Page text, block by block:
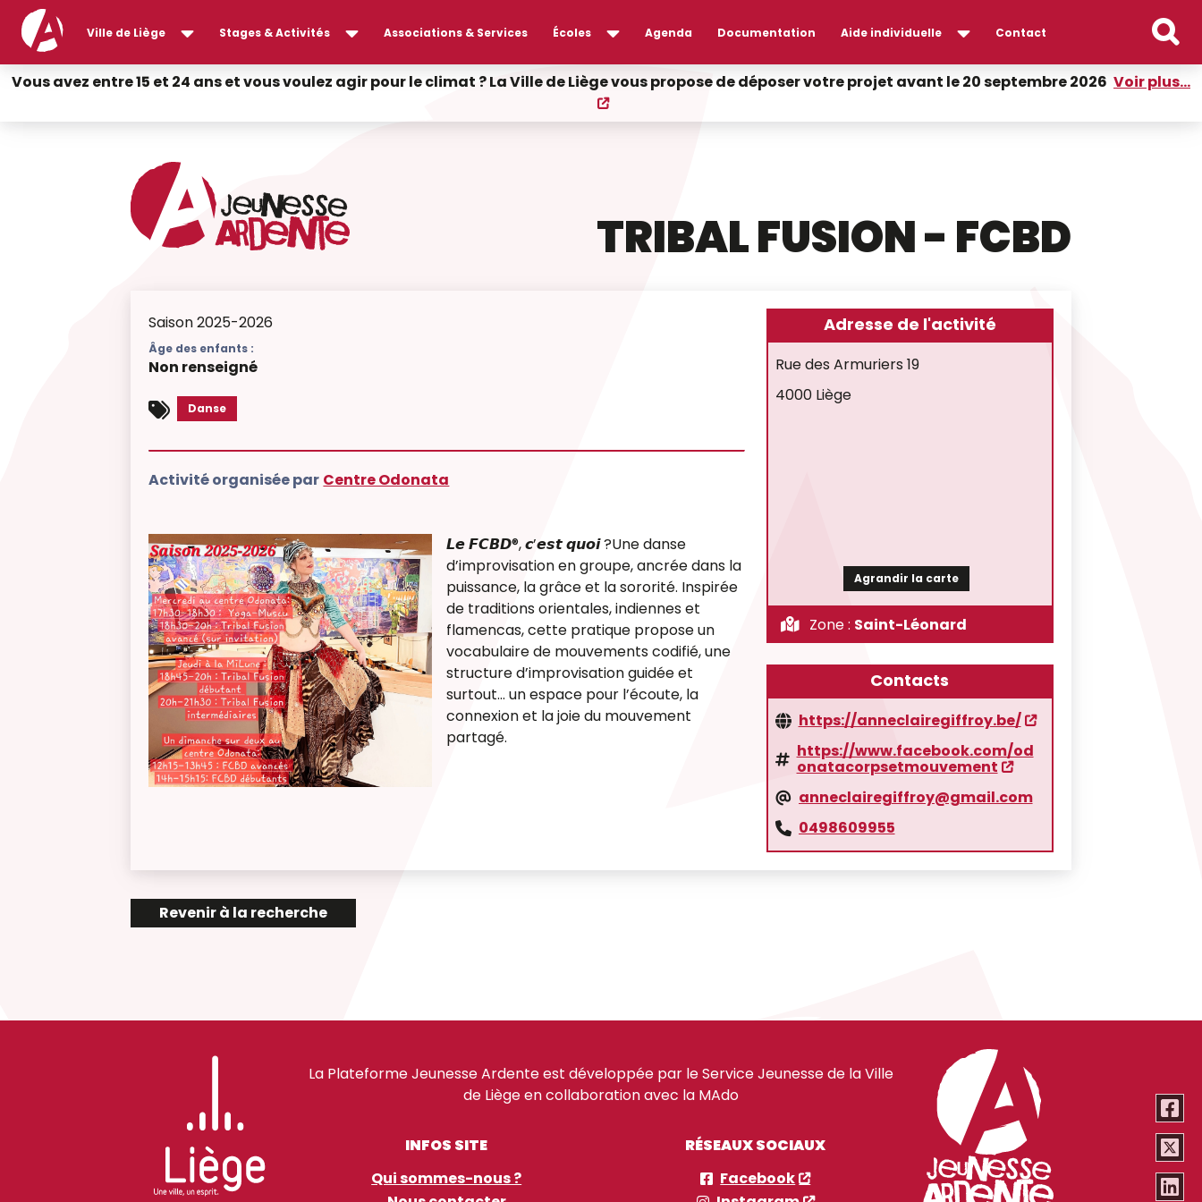
Ville de Liège Stages & Activités Associations & Services Écoles Agenda Documentation Aide individuelle Contact
Vous avez entre 15 et 24 ans et vous voulez agir pour le climat ? La Ville de Liège vous propose de déposer votre projet avant le 20 septembre 2026 Voir plus...
TRIBAL FUSION - FCBD
Saison 2025-2026
Âge des enfants :
Non renseigné
Danse
Activité organisée par Centre Odonata
𝙇𝙚 𝙁𝘾𝘽𝘿®, 𝙘’𝙚𝙨𝙩 𝙦𝙪𝙤𝙞 ?Une danse
d’improvisation en groupe, ancrée dans la
puissance, la grâce et la sororité. Inspirée
de traditions orientales, indiennes et
flamencas, cette pratique propose un
vocabulaire de mouvements codifié, une
structure d’improvisation guidée et
surtout… un espace pour l’écoute, la
connexion et la joie du mouvement
partagé.
Adresse de l'activité
Rue des Armuriers 19
4000 Liège
Agrandir la carte
Zone : Saint-Léonard
Contacts
https://anneclairegiffroy.be/
https://www.facebook.com/od
onatacorpsetmouvement
anneclairegiffroy@gmail.com
0498609955
Revenir à la recherche
La Plateforme Jeunesse Ardente est développée par le Service Jeunesse de la Ville
de Liège en collaboration avec la MAdo
INFOS SITE
Qui sommes-nous ?
RÉSEAUX SOCIAUX
Facebook